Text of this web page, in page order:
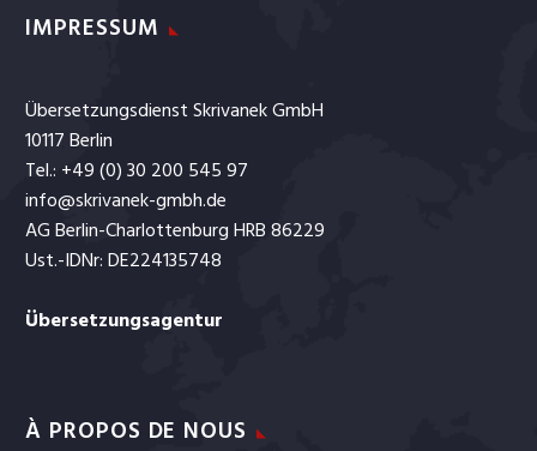
IMPRESSUM
Übersetzungsdienst Skrivanek GmbH
10117 Berlin
Tel.: +49 (0) 30 200 545 97
info@skrivanek-gmbh.de
AG Berlin-Charlottenburg HRB 86229
Ust.-IDNr: DE224135748
Übersetzungsagentur
À PROPOS DE NOUS